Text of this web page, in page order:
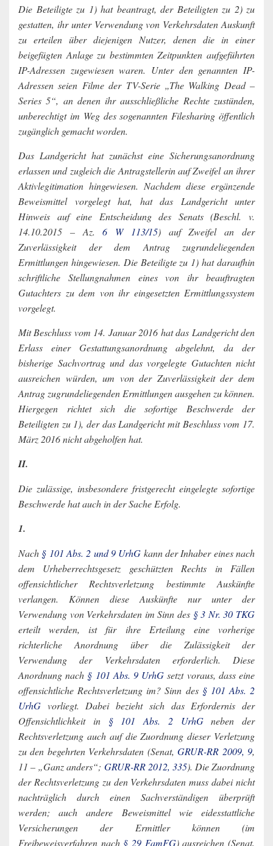
Die Beteiligte zu 1) hat beantragt, der Beteiligten zu 2) zu
gestatten, ihr unter Verwendung von Verkehrsdaten Auskunft
zu erteilen über diejenigen Nutzer, denen die in einer
beigefügten Anlage zu bestimmten Zeitpunkten aufgeführten
IP-Adressen zugewiesen waren. Unter den genannten IP-
Adressen seien Filme der TV-Serie „The Walking Dead –
Series 5“, an denen ihr ausschließliche Rechte zustünden,
unberechtigt im Weg des sogenannten Filesharing öffentlich
zugänglich gemacht worden.
Das Landgericht hat zunächst eine Sicherungsanordnung
erlassen und zugleich die Antragstellerin auf Zweifel an ihrer
Aktivlegitimation hingewiesen. Nachdem diese ergänzende
Beweismittel vorgelegt hat, hat das Landgericht unter
Hinweis auf eine Entscheidung des Senats (Beschl. v.
14.10.2015 – Az.6 W 113/15) auf Zweifel an der
Zuverlässigkeit der dem Antrag zugrundeliegenden
Ermittlungen hingewiesen. Die Beteiligte zu 1) hat daraufhin
schriftliche Stellungnahmen eines von ihr beauftragten
Gutachters zu dem von ihr eingesetzten Ermittlungssystem
vorgelegt.
Mit Beschluss vom 14. Januar 2016 hat das Landgericht den
Erlass einer Gestattungsanordnung abgelehnt, da der
bisherige Sachvortrag und das vorgelegte Gutachten nicht
ausreichen würden, um von der Zuverlässigkeit der dem
Antrag zugrundeliegenden Ermittlungen ausgehen zu können.
Hiergegen richtet sich die sofortige Beschwerde der
Beteiligten zu 1), der das Landgericht mit Beschluss vom 17.
März 2016 nicht abgeholfen hat.
II.
Die zulässige, insbesondere fristgerecht eingelegte sofortige
Beschwerde hat auch in der Sache Erfolg.
1.
Nach § 101 Abs. 2 und 9 UrhG kann der Inhaber eines nach
dem Urheberrechtsgesetz geschützten Rechts in Fällen
offensichtlicher Rechtsverletzung bestimmte Auskünfte
verlangen. Können diese Auskünfte nur unter der
Verwendung von Verkehrsdaten im Sinn des § 3 Nr. 30 TKG
erteilt werden, ist für ihre Erteilung eine vorherige
richterliche Anordnung über die Zulässigkeit der
Verwendung der Verkehrsdaten erforderlich. Diese
Anordnung nach § 101 Abs. 9 UrhG setzt voraus, dass eine
offensichtliche Rechtsverletzung im? Sinn des § 101 Abs. 2
UrhG vorliegt. Dabei bezieht sich das Erfordernis der
Offensichtlichkeit in § 101 Abs. 2 UrhGneben der
Rechtsverletzung auch auf die Zuordnung dieser Verletzung
zu den begehrten Verkehrsdaten (Senat,GRUR-RR 2009, 9,
11 – „Ganz anders“; GRUR-RR 2012, 335). Die Zuordnung
der Rechtsverletzung zu den Verkehrsdaten muss dabei nicht
nachträglich durch einen Sachverständigen überprüft
werden; auch andere Beweismittel wie eidesstattliche
Versicherungen der Ermittler können (im
Freibeweisverfahren nach § 29 FamFG) ausreichen (Senat,